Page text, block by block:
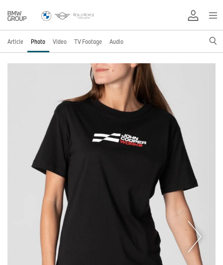
Article Photo Video TV Footage Audio